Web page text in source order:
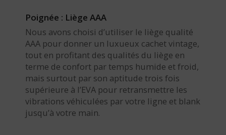
Poignée : Liège AAA
Nous avons choisi d’utiliser le liège qualité
AAA pour donner un luxueux cachet vintage,
tout en profitant des qualités du liège en
terme de confort par temps humide et froid,
mais surtout par son aptitude trois fois
supérieure à l’EVA pour retransmettre les
vibrations véhiculées par votre ligne et blank
jusqu’à votre main.